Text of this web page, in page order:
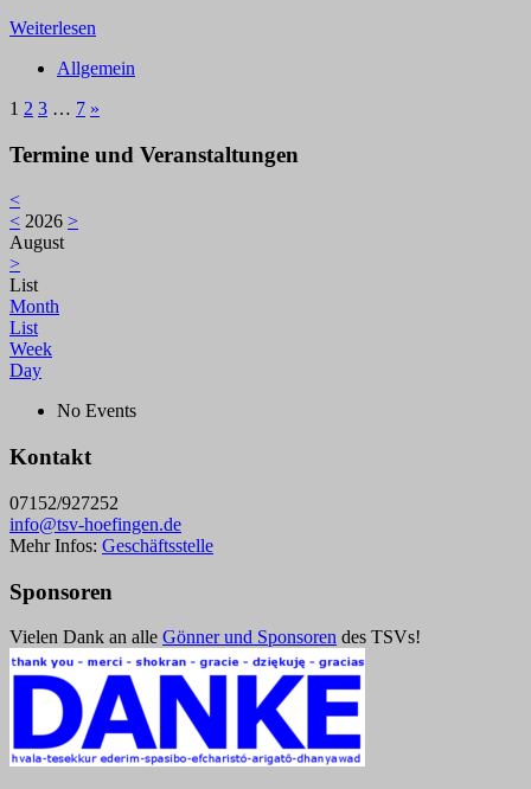
Weiterlesen
Allgemein
1 2 3 … 7 »
Termine und Veranstaltungen
<
< 2026 >
August
>
List
Month
List
Week
Day
No Events
Kontakt
07152/927252
info@tsv-hoefingen.de
Mehr Infos: Geschäftsstelle
Sponsoren
Vielen Dank an alle Gönner und Sponsoren des TSVs!